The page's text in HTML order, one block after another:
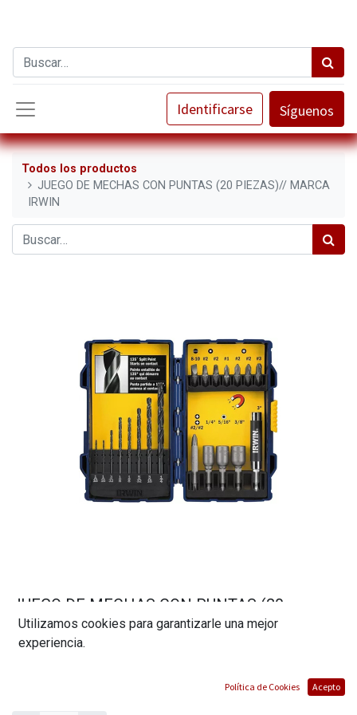
Identificarse Síguenos
Todos los productos
JUEGO DE MECHAS CON PUNTAS (20 PIEZAS)// MARCA
IRWIN
JUEGO DE MECHAS CON PUNTAS (20
PIEZAS)// MARCA IRWIN
Utilizamos cookies para garantizarle una mejor
experiencia.
Política de Cookies Acepto